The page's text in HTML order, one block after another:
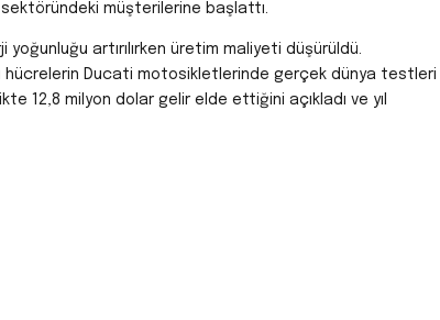
müşterilerine başlattı.
artırılırken üretim maliyeti düşürüldü.
hücrelerin Ducati motosikletlerinde gerçek dünya testleri
12,8 milyon dolar gelir elde ettiğini açıkladı ve yıl